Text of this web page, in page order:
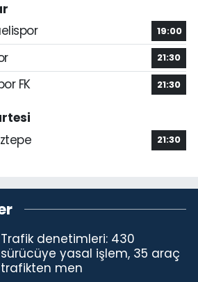
19:00
21:30
FK 21:30
21:30
Trafik denetimleri: 430
sürücüye yasal işlem, 35 araç
trafikten men